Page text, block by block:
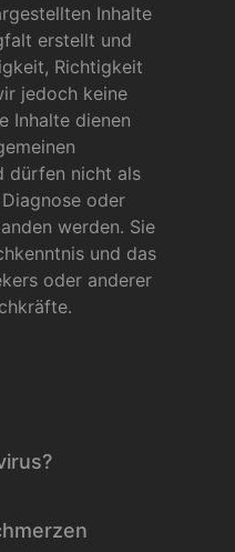
Inhalte
erstellt und
Richtigkeit
jedoch keine
Inhalte dienen
dürfen nicht als
oder
werden. Sie
und das
oder anderer